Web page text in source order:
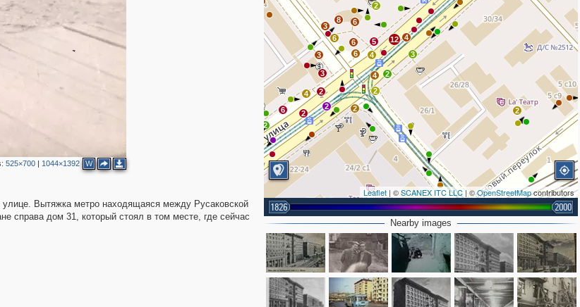
525×700 | 1044×1392 W
Вытяжка метро находящаяся между Русаковской
справа дом 31, который стоял в том месте, где сейчас
8 6
2
4
12
5
3
2
2
2
4 2
4
6
6
2
2
3
3
4
6
3
2
6 2
Leaflet | ©SCANEX ITC LLC| ©OpenStreetMapcontributors
1826 2000
Nearby images